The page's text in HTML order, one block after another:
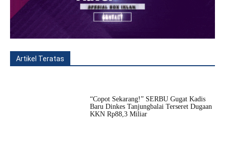
Artikel Teratas
“Copot Sekarang!” SERBU Gugat Kadis
Baru Dinkes Tanjungbalai Terseret Dugaan
KKN Rp88,3 Miliar